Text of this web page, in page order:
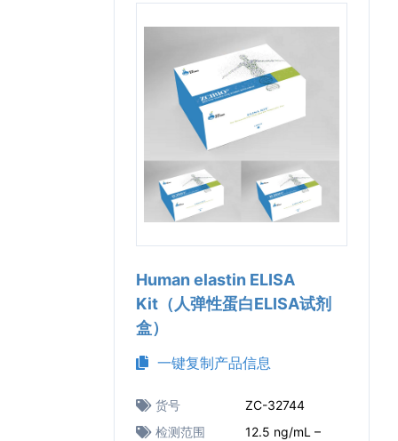
Human elastin ELISA
Kit（人弹性蛋白ELISA试剂
盒）
一键复制产品信息
货号
ZC-32744
检测范围
12.5 ng/mL –